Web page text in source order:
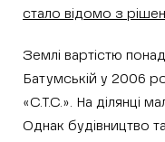
стало відомо з
Землі вартістю
Батумській у 2006
«С.Т.С.». На ділянці
Однак будівництво